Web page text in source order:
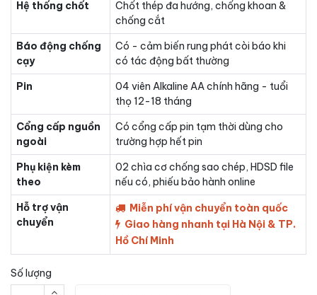
Hệ thống chốt
Chốt thép đa hướng, chống khoan &
chống cắt
Báo động chống
cạy
Có - cảm biến rung phát còi báo khi
có tác động bất thường
Pin
04 viên Alkaline AA chính hãng - tuổi
thọ 12-18 tháng
Cổng cấp nguồn
ngoài
Có cổng cấp pin tạm thời dùng cho
trường hợp hết pin
Phụ kiện kèm
theo
02 chìa cơ chống sao chép, HDSD file
nếu có, phiếu bảo hành online
Hỗ trợ vận
chuyển
Miễn phí vận chuyển toàn quốc
Giao hàng nhanh tại Hà Nội & TP.
Hồ Chí Minh
Số lượng